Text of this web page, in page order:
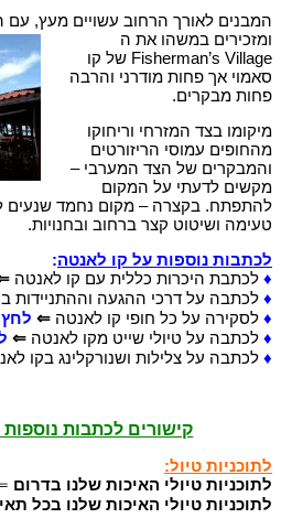
המבנים לאורך הרחוב עשויים מעץ,
ומזכירים במשהו את ה
Fisherman’s Village של קו
סאמוי אך פחות מודרני והרבה
פחות מבקרים.
מיקומו בצד המזרחי וריחוקו
מהחופים עמוסי הריזורטים
והמבקרים של הצד המערבי –
מקשים לדעתי על המקום
להתפתח. בקצרה – מקום נחמד שנעים
טעימה ושיטוט קצר ברחוב ובחנויות.
לכתבות נוספות על קו לאנטה:
♦ לכתבת היכרות כללית עם קו לאנטה
♦ לכתבה על דרכי ההגעה וההתניידות
♦ לסקירה על כל חופי קו לאנטה ⇐
♦ לכתבה על טיולי שייט מקו לאנטה ⇐
♦ לכתבה על צלילות ושנורקלינג בקו
קישורים לכתבות נוספות
לתוכניות טיול:
לתוכניות טיולי האיכות שלנו בדרום
לתוכניות טיולי האיכות שלנו בכל